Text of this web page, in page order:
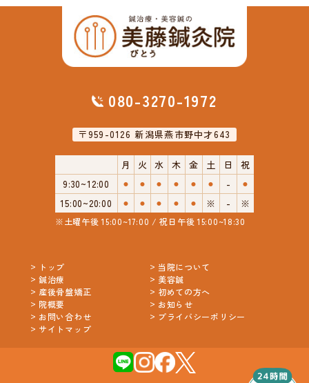
080-3270-1972
〒959-0126 新潟県燕市野中才643
月 火 水 木 金 土 日
祝
9:30~12:00
⚫︎ ⚫︎ ⚫︎ ⚫︎ ⚫︎ ⚫︎ -
⚫︎
15:00~20:00
⚫︎ ⚫︎ ⚫︎ ⚫︎ ⚫︎ ※ - ※
※土曜午後 15:00~17:00 / 祝日午後 15:00~18:30
トップ
当院について
鍼治療
美容鍼
産後骨盤矯正
初めての方へ
院概要
お知らせ
お問い合わせ
プライバシーポリシー
サイトマップ